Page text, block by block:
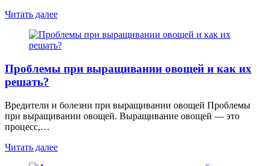
Читать далее
Проблемы при выращивании овощей и как их
решать?
Вредители и болезни при выращивании овощей Проблемы
при выращивании овощей. Выращивание овощей — это
процесс,…
Читать далее